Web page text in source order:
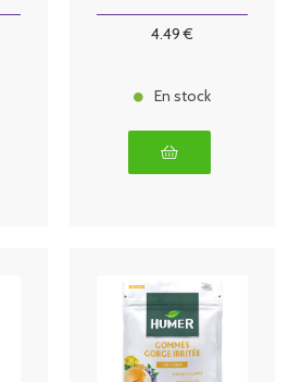
4.49 €
En stock